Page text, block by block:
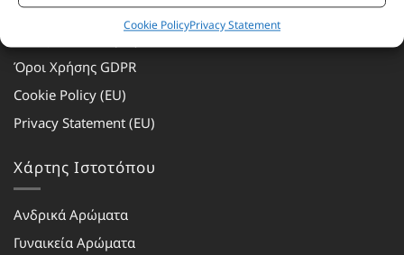
Cookie PolicyPrivacy Statement
Τρόποι Αποστολής
Όροι Χρήσης GDPR
Cookie Policy (EU)
Privacy Statement (EU)
Χάρτης Ιστοτόπου
Ανδρικά Αρώματα
Γυναικεία Αρώματα